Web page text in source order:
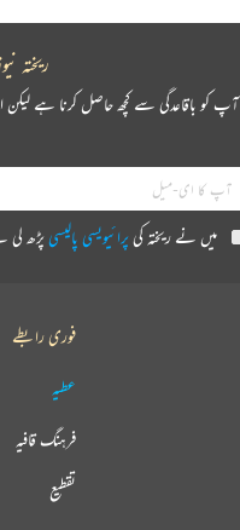
ریختہ
آپ کو باقاعدگی سے کچھ حاصل کرنا ہے
میں نے ریختہ کیپرائیویسی پالیسیپڑھ
فوری رابطے
عطیہ
فرہنگ قافیہ
تقطیع